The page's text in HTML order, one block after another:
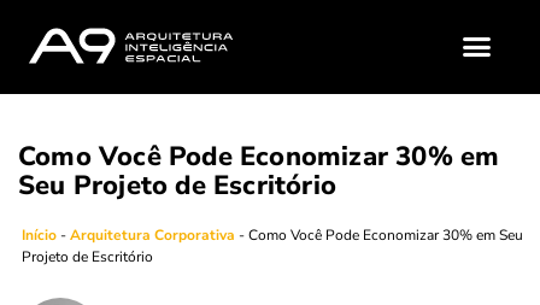
Como Você Pode Economizar 30% em
Seu Projeto de Escritório
Início -Arquitetura Corporativa -Como Você Pode Economizar 30% em Seu
Projeto de Escritório